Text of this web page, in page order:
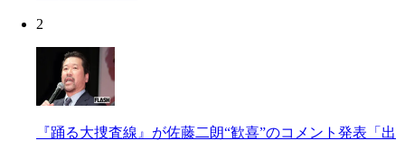
2
『踊る大捜査線』が佐藤二朗“歓喜”のコメント発表「出